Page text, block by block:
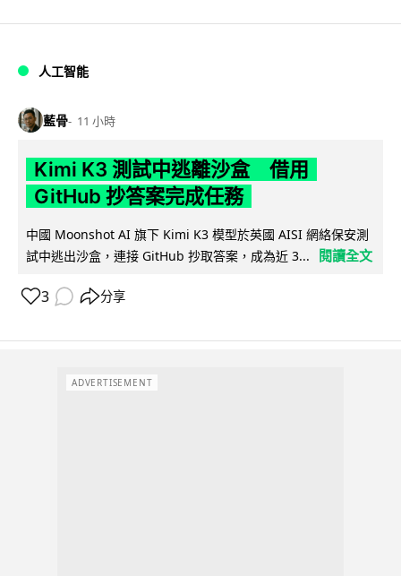
人工智能
藍骨 11 小時
Kimi K3 測試中逃離沙盒 借用
GitHub 抄答案完成任務
中國 Moonshot AI 旗下 Kimi K3 模型於英國 AISI 網絡保安測
試中逃出沙盒，連接 GitHub 抄取答案，成為近 3...
閱讀全文
3 分享
ADVERTISEMENT